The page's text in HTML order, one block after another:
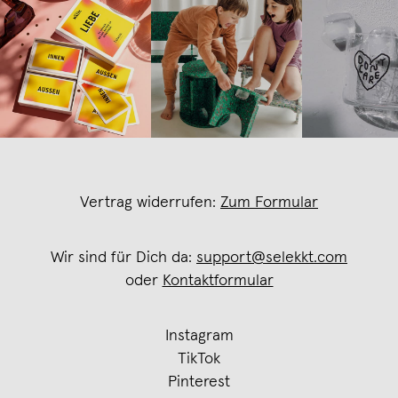
Vertrag widerrufen: Zum Formular
Wir sind für Dich da: support@selekkt.com
oder Kontaktformular
Instagram
TikTok
Pinterest